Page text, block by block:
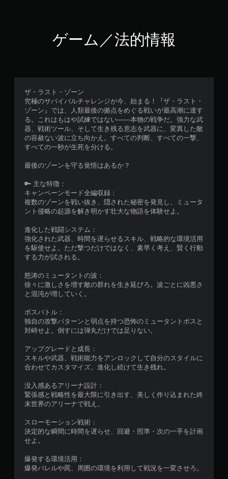
ゲーム／法的情報
ザ・ラスト・ゾーン
究極のサバイバルチャレンジが今、始まる！『ザ・ラスト・
ゾーン』では、人類最後の拠点をめぐる戦いが最高潮に達す
る。これはもはや試練ではない——本物の戦争だ。強力な武
器、戦術ツール、そして生き残る意志を武器に、変異した敵
の容赦ない波に立ち向かえ。すべての判断、すべての一撃、
すべての一秒が生死を分ける。
最後のゾーンを守る覚悟はあるか？
🔑 主な特徴：
キャンペーンモード全編収録：
複数のゾーンを戦い抜き、隠された秘密を発見し、ミュータ
ント侵略の起源を解き明かす壮大な物語を体験せよ。
進化した戦闘システム：
強化された武器、時間を遅らせるスキル、戦略的な環境活用
を駆使せよ。ただ撃つだけではなく、素早く考え、賢く行動
する力が試される。
怒涛のミュータントの波：
徐々に激しさを増す敵の群れを生き延びろ。波ごとに凶悪さ
と混沌が増していく。
ボスバトル：
独自の攻撃パターンと弱点を持つ恐怖のミュータントボスと
対峙せよ。倒すには弾丸だけでは足りない。
アップグレードと成長：
スキルや武器、戦術能力をアンロックして自分のスタイルに
合わせてカスタマイズ。進化し続けて生き残れ。
没入感あるアリーナ設計：
緊張感と戦略性を最大限に引き出す、美しく作り込まれた終
末世界のアリーナで戦え。
スローモーション戦術：
決定的な瞬間に時間を遅らせ、回避・照準・次の一手を計画
せよ。
爆発する環境活用：
爆発バレルや罠、周囲の環境を利用して戦況を一変させろ。